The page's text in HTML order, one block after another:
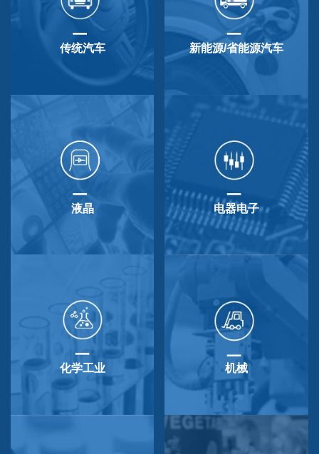
传统汽车 新能源/省能源汽车
液晶 电器电子
化学工业 机械